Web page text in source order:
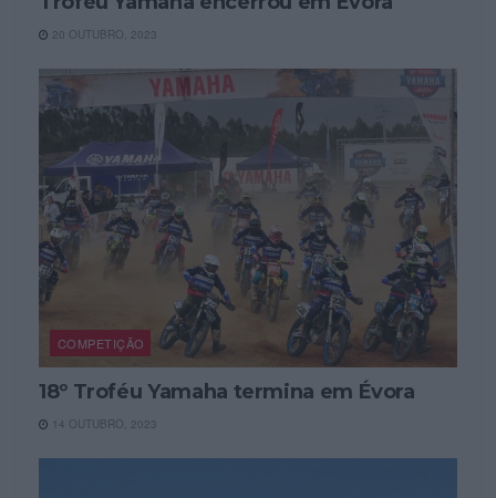
20 OUTUBRO, 2023
COMPETIÇÃO
18º Troféu Yamaha termina em Évora
14 OUTUBRO, 2023